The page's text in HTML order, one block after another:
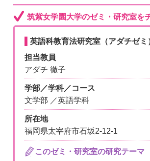
筑紫女学園大学のゼミ・研究室を
英語科教育法研究室（アダチゼミ
担当教員
アダチ 徹子
学部／学科／コース
文学部 ／英語学科
所在地
福岡県太宰府市石坂2-12-1
このゼミ・研究室の研究テーマ